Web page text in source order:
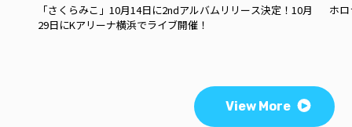
「さくらみこ」10月14日に2ndアルバムリリース決定！10月
29日にKアリーナ横浜でライブ開催！
ホ
View More